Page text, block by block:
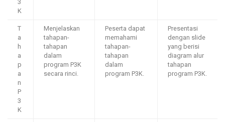
3
K
T
a
h
a
p
a
n
P
3
K
Menjelaskan
tahapan-
tahapan
dalam
program P3K
secara rinci.
Peserta dapat
memahami
tahapan-
tahapan
dalam
program P3K.
Presentasi
dengan slide
yang berisi
diagram alur
tahapan
program P3K.